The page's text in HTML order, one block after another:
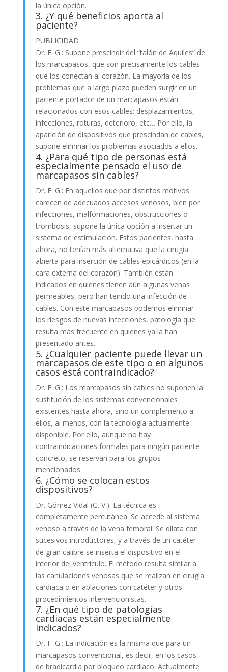
la única opción.
3. ¿Y qué beneficios aporta al
paciente?
PUBLICIDAD
Dr. F. G.: Supone prescindir del “talón de Aquiles” de
los marcapasos, que son precisamente los cables
que los conectan al corazón. La mayoría de los
problemas que a largo plazo pueden surgir en un
paciente portador de un marcapasos están
relacionados con esos cables: desplazamientos,
infecciones, roturas, deterioro, etc… Por ello, la
aparición de dispositivos que prescindan de cables,
supone eliminar los problemas asociados a ellos.
4. ¿Para qué tipo de personas está
especialmente pensado el uso de
marcapasos sin cables?
Dr. F. G.: En aquellos que por distintos motivos
carecen de adecuados accesos venosos, bien por
infecciones, malformaciones, obstrucciones o
trombosis, supone la única opción a insertar un
sistema de estimulación. Estos pacientes, hasta
ahora, no tenían más alternativa que la cirugía
abierta para inserción de cables epicárdicos (en la
cara externa del corazón). También están
indicados en quienes tienen aún algunas venas
permeables, pero han tenido una infección de
cables. Con este marcapasos podemos eliminar
los riesgos de nuevas infecciones, patología que
resulta más frecuente en quienes ya la han
presentado antes.
5. ¿Cualquier paciente puede llevar un
marcapasos de este tipo o en algunos
casos está contraindicado?
Dr. F. G.: Los marcapasos sin cables no suponen la
sustitución de los sistemas convencionales
existentes hasta ahora, sino un complemento a
ellos, al menos, con la tecnología actualmente
disponible. Por ello, aunque no hay
contraindicaciones formales para ningún paciente
concreto, se reservan para los grupos
mencionados.
6. ¿Cómo se colocan estos
dispositivos?
Dr. Gómez Vidal (G. V.): La técnica es
completamente percutánea. Se accede al sistema
venoso a través de la vena femoral. Se dilata con
sucesivos introductores, y a través de un catéter
de gran calibre se inserta el dispositivo en el
interior del ventrículo. El método resulta similar a
las canulaciones venosas que se realizan en cirugía
cardiaca o en ablaciones con catéter y otros
procedimientos intervencionistas.
7. ¿En qué tipo de patologías
cardiacas están especialmente
indicados?
Dr. F. G.: La indicación es la misma que para un
marcapasos convencional, es decir, en los casos
de bradicardia por bloqueo cardiaco. Actualmente